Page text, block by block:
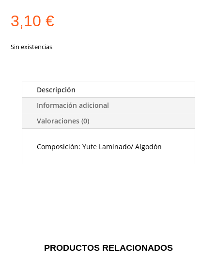
3,10€
Sin existencias
Descripción
Información adicional
Valoraciones (0)
Composición: Yute Laminado/ Algodón
PRODUCTOS RELACIONADOS